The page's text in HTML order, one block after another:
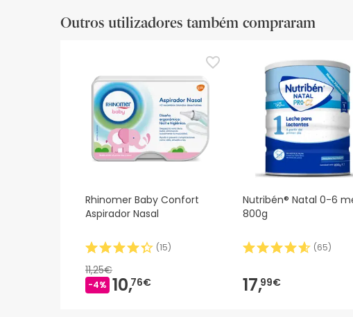
Mais vendidos
Outros utilizadores também compraram
Rhinomer Baby Confort
Aspirador Nasal
(15)
11,25€
-4% 10,76€
Nutribén® Natal 0-6
800g
(65)
17,99€